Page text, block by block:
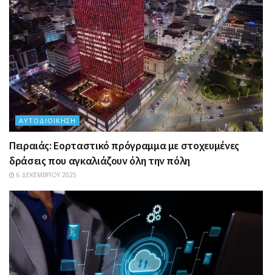
ΑΥΤΟΔΙΟΊΚΗΣΗ
Πειραιάς: Εορταστικό πρόγραμμα με στοχευμένες
δράσεις που αγκαλιάζουν όλη την πόλη
6 ΔΕΚΕΜΒΡΊΟΥ 2025